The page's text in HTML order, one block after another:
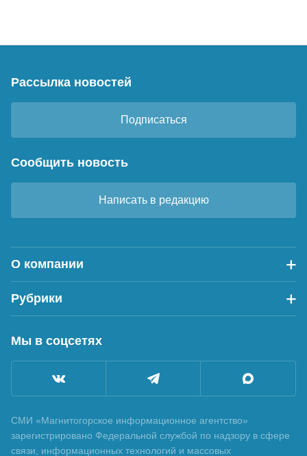
Рассылка новостей
Подписаться
Сообщить новость
Написать в редакцию
О компании
Рубрики
Мы в соцсетях
СМИ «Магнитогорское информационное агентство»
зарегистрировано Федеральной службой по надзору в сфере
связи, информационных технологий и массовых